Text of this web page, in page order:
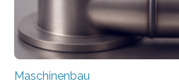
Maschinenbau